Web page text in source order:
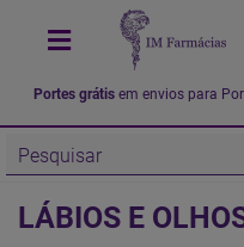
Portes grátis em envios para
LÁBIOS E